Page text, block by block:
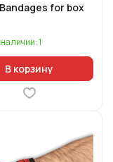
for box
1
В корзину